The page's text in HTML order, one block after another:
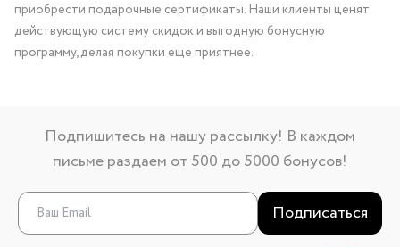
приобрести подарочные сертификаты. Наши клиенты ценят
действующую систему скидок и выгодную бонусную
программу, делая покупки еще приятнее.
Подпишитесь на нашу рассылку! В каждом
письме раздаем от 500 до 5000 бонусов!
Подписаться